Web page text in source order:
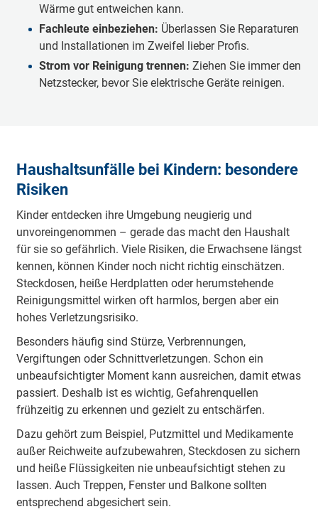
Wärme gut entweichen kann.
Fachleute einbeziehen: Überlassen Sie Reparaturen
und Installationen im Zweifel lieber Profis.
Strom vor Reinigung trennen: Ziehen Sie immer den
Netzstecker, bevor Sie elektrische Geräte reinigen.
Haushaltsunfälle bei Kindern: besondere
Risiken
Kinder entdecken ihre Umgebung neugierig und
unvoreingenommen – gerade das macht den Haushalt
für sie so gefährlich. Viele Risiken, die Erwachsene längst
kennen, können Kinder noch nicht richtig einschätzen.
Steckdosen, heiße Herdplatten oder herumstehende
Reinigungsmittel wirken oft harmlos, bergen aber ein
hohes Verletzungsrisiko.
Besonders häufig sind Stürze, Verbrennungen,
Vergiftungen oder Schnittverletzungen. Schon ein
unbeaufsichtigter Moment kann ausreichen, damit etwas
passiert. Deshalb ist es wichtig, Gefahrenquellen
frühzeitig zu erkennen und gezielt zu entschärfen.
Dazu gehört zum Beispiel, Putzmittel und Medikamente
außer Reichweite aufzubewahren, Steckdosen zu sichern
und heiße Flüssigkeiten nie unbeaufsichtigt stehen zu
lassen. Auch Treppen, Fenster und Balkone sollten
entsprechend abgesichert sein.